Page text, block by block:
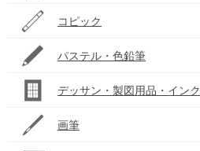
コピック
パステル・色鉛筆
デッサン・製図用品・インク
画筆